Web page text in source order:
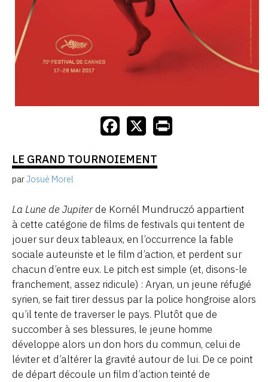
LE GRAND TOURNOIEMENT
parJosué Morel
La Lune de Jupiterde Kornél Mundruczó appartient
à cette catégorie de films de festivals qui tentent de
jouer sur deux tableaux, en l’occurrence la fable
sociale auteuriste et le film d’action, et perdent sur
chacun d’entre eux. Le pitch est simple (et, disons-le
franchement, assez ridicule) : Aryan, un jeune réfugié
syrien, se fait tirer dessus par la police hongroise alors
qu’il tente de traverser le pays. Plutôt que de
succomber à ses blessures, le jeune homme
développe alors un don hors du commun, celui de
léviter et d’altérer la gravité autour de lui. De ce point
de départ découle un film d’action teinté de